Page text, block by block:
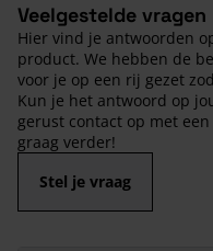
Veelgestelde vragen
Hier vind je antwoorden
product. We hebben de
voor je op een rij gezet
Kun je het antwoord op
gerust contact op met
graag verder!
Stel je vraag